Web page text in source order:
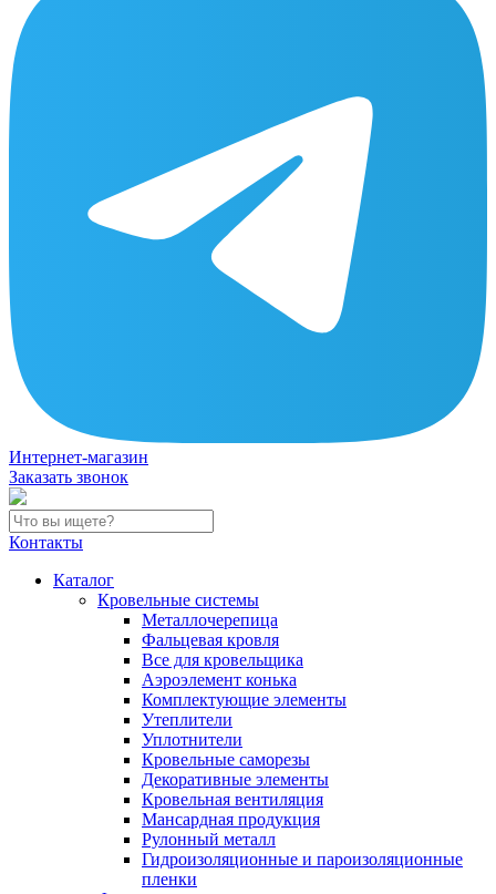
Интернет-магазин
Заказать звонок
Контакты
Каталог
Кровельные системы
Металлочерепица
Фальцевая кровля
Все для кровельщика
Аэроэлемент конька
Комплектующие элементы
Утеплители
Уплотнители
Кровельные саморезы
Декоративные элементы
Кровельная вентиляция
Мансардная продукция
Рулонный металл
Гидроизоляционные и пароизоляционные
пленки